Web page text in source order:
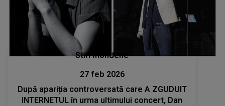
Stiri mondene
27 feb 2026
După apariția controversată care A ZGUDUIT
INTERNETUL în urma ultimului concert, Dan